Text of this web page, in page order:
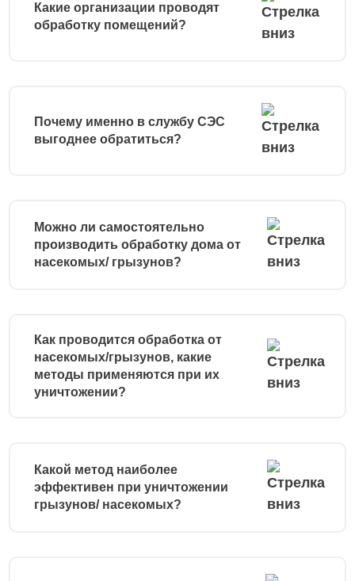
Какие организации проводят
обработку помещений?
Почему именно в службу СЭС
выгоднее обратиться?
Можно ли самостоятельно
производить обработку дома от
насекомых/ грызунов?
Как проводится обработка от
насекомых/грызунов, какие
методы применяются при их
уничтожении?
Какой метод наиболее
эффективен при уничтожении
грызунов/ насекомых?